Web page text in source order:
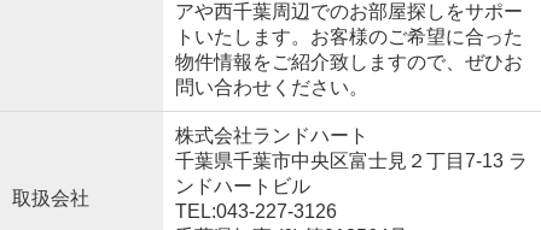
アや西千葉周辺でのお部屋探しをサポー
トいたします。お客様のご希望に合った
物件情報をご紹介致しますので、ぜひお
問い合わせください。
取扱会社
株式会社ランドハート
千葉県千葉市中央区富士見２丁目7-13 ラ
ンドハートビル
TEL:043-227-3126